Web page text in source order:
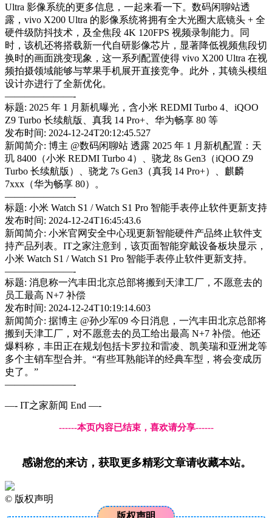
Ultra 影像系统的更多信息，一起来看一下。数码闲聊站透
露，vivo X200 Ultra 的影像系统将拥有全大光圈大底镜头 + 全
硬件级防抖技术，及全焦段 4K 120FPS 视频录制能力。同
时，该机还将搭载新一代自研影像芯片，显著降低视频焦段切
换时的画面跳变现象，这一系列配置使得 vivo X200 Ultra 在视
频拍摄领域能够与苹果手机展开直接竞争。此外，其镜头模组
设计亦进行了全新优化。
———————-
标题: 2025 年 1 月新机曝光，含小米 REDMI Turbo 4、iQOO
Z9 Turbo 长续航版、真我 14 Pro+、华为畅享 80 等
发布时间: 2024-12-24T20:12:45.527
新闻简介: 博主 @数码闲聊站 透露 2025 年 1 月新机配置：天
玑 8400（小米 REDMI Turbo 4）、骁龙 8s Gen3（iQOO Z9
Turbo 长续航版）、骁龙 7s Gen3（真我 14 Pro+）、麒麟
7xxx（华为畅享 80）。
———————-
标题: 小米 Watch S1 / Watch S1 Pro 智能手表停止软件更新支持
发布时间: 2024-12-24T16:45:43.6
新闻简介: 小米官网安全中心现更新智能硬件产品终止软件支
持产品列表。IT之家注意到，该页面智能穿戴设备板块显示，
小米 Watch S1 / Watch S1 Pro 智能手表停止软件更新支持。
———————-
标题: 消息称一汽丰田北京总部将搬到天津工厂，不愿意去的
员工最高 N+7 补偿
发布时间: 2024-12-24T10:19:14.603
新闻简介: 据博主 @孙少军09 今日消息，一汽丰田北京总部将
搬到天津工厂，对不愿意去的员工给出最高 N+7 补偿。他还
爆料称，丰田正在规划包括卡罗拉和雷凌、凯美瑞和亚洲龙等
多个主销车型合并。“有些耳熟能详的经典车型，将会变成历
史了。”
———————-
—- IT之家新闻 End —-
------本页内容已结束，喜欢请分享------
感谢您的来访，获取更多精彩文章请收藏本站。
© 版权声明